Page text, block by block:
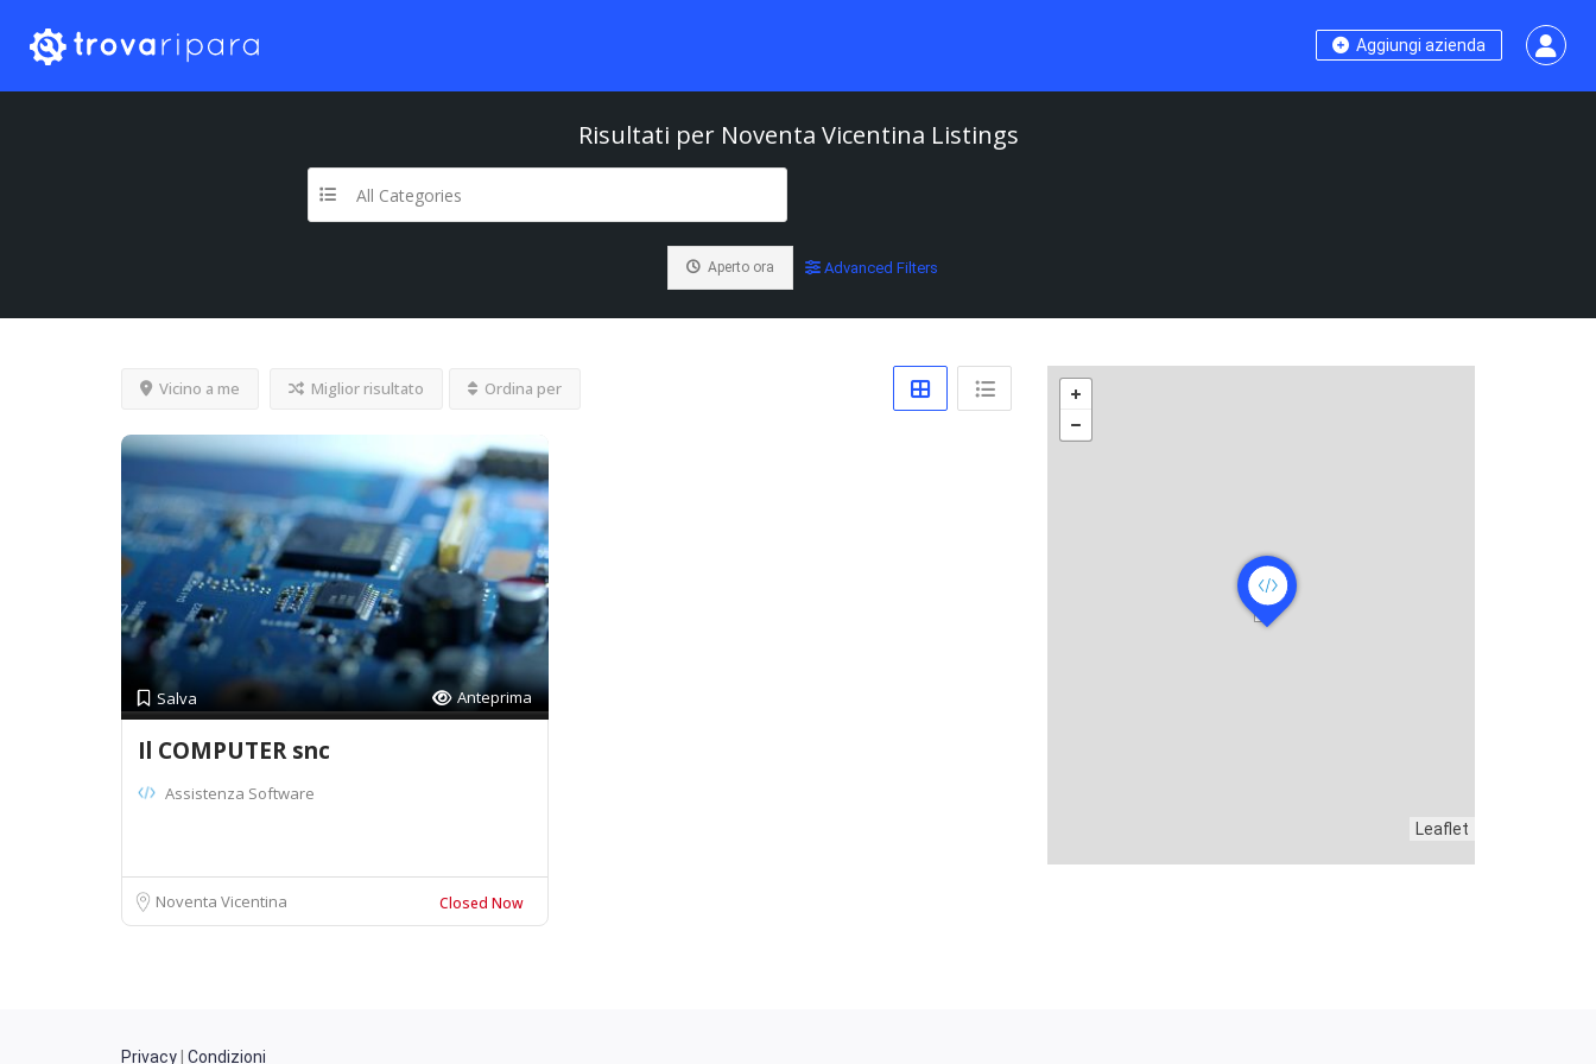
Aggiungi azienda
Risultati per Noventa Vicentina Listings
All Categories
Aperto ora Advanced Filters
Vicino a me Miglior risultato Ordina per
Salva Anteprima
Il COMPUTER snc
Assistenza Software
Noventa Vicentina Closed Now
Leaflet
Privacy Condizioni